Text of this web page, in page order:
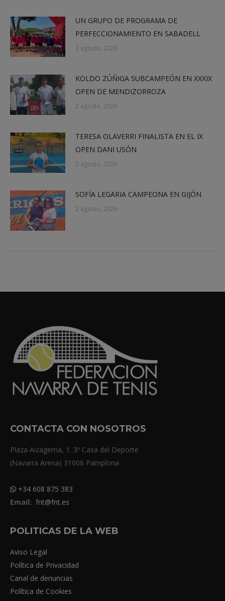
UN GRUPO DE PROGRAMA DE
PERFECCIONAMIENTO EN SABADELL
2 agosto, 2026
KOLDO ZÚÑIGA SUBCAMPEÓN EN XXXIX
OPEN DE MENDIZORROZA
2 agosto, 2026
TERESA OLAVERRI FINALISTA EN EL IX
OPEN DANI USÓN
2 agosto, 2026
SOFÍA LEGARIA CAMPEONA EN GIJÓN
2 agosto, 2026
CONTACTA CON NOSOTROS
Plaza Aizagerria, 1. 3º Casa del Deporte
(Navarra Arena) 31006 Pamplona
+34 608 875 383
Email: fnt@fnt.es
POLITICAS DE LA WEB
Aviso Legal
Política de Privacidad
Canal de denuncias
Política de Cookies